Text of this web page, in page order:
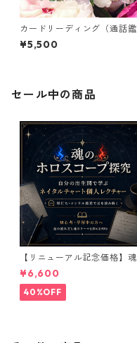
カードリーディング（通話鑑
定30分）
¥5,500
セール中の商品
【リニューアル記念価格】魂
のホロスコープ探究｜自分の
出生図で学ぶネイタルチャー
ト個人レクチャー
¥6,600
40%OFF